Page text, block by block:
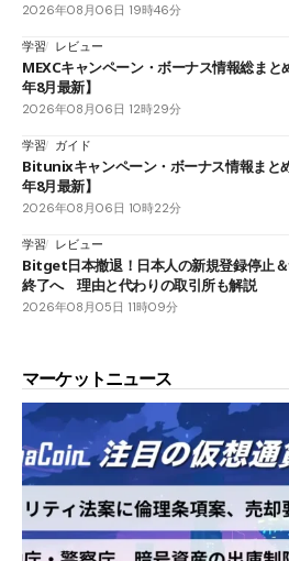
2026年08月06日 19時46分
学習 レビュー
MEXCキャンペーン・ボーナス情報総まと
年8月最新】
2026年08月06日 12時29分
学習 ガイド
Bitunixキャンペーン・ボーナス情報まと
年8月最新】
2026年08月06日 10時22分
学習 レビュー
Bitget日本撤退！日本人の新規登録停止
終了へ 理由と代わりの取引所も解説
2026年08月05日 11時09分
マーケットニュース